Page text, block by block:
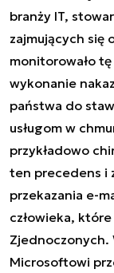
branży IT,
zajmujących się
monitorowało
wykonanie
państwa do
usługom w
przykładowo
ten precedens i
przekazania e-
człowieka,
Zjednoczonych.
Microsoftowi